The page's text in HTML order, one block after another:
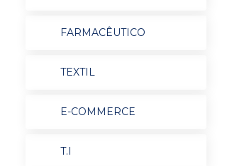
FARMACÊUTICO
TEXTIL
E-COMMERCE
T.I